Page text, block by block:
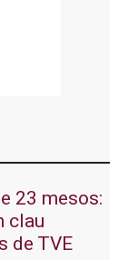
23 mesos:
clau
de TVE